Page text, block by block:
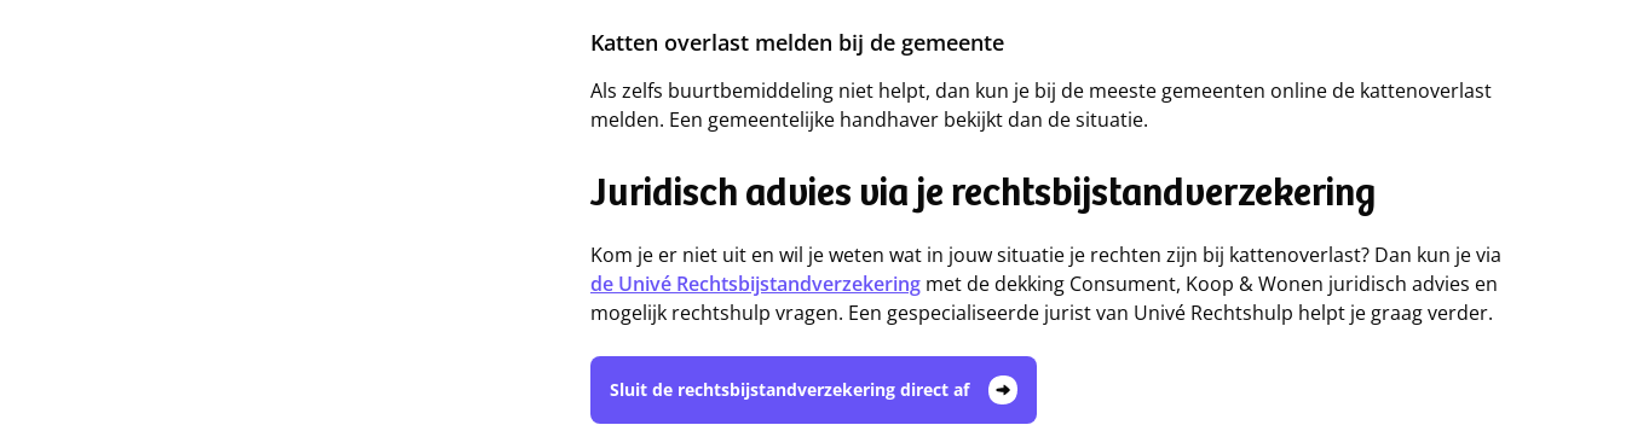
Katten overlast melden bij de gemeente
Als zelfs buurtbemiddeling niet helpt, dan kun je bij de meeste gemeenten online de kattenoverlast
melden. Een gemeentelijke handhaver bekijkt dan de situatie.
Juridisch advies via je rechtsbijstandverzekering
Kom je er niet uit en wil je weten wat in jouw situatie je rechten zijn bij kattenoverlast? Dan kun je via
de Univé Rechtsbijstandverzekering met de dekking Consument, Koop & Wonen juridisch advies en
mogelijk rechtshulp vragen. Een gespecialiseerde jurist van Univé Rechtshulp helpt je graag verder.
Sluit de rechtsbijstandverzekering direct af